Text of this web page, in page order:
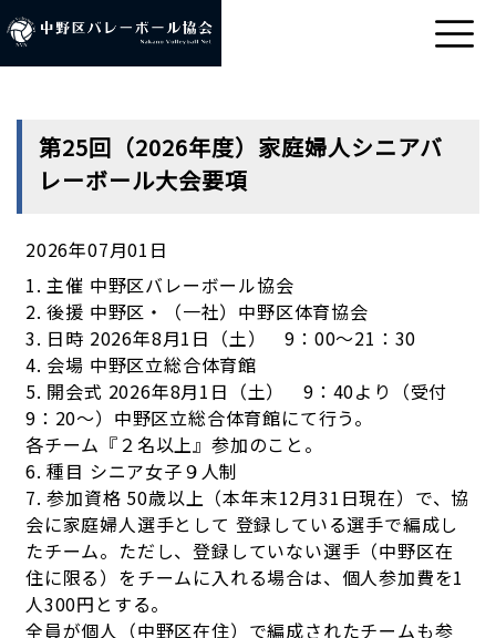
第25回（2026年度）家庭婦人シニアバ
レーボール大会要項
2026年07月01日
1. 主催 中野区バレーボール協会
2. 後援 中野区・（一社）中野区体育協会
3. 日時 2026年8月1日（土） 9：00～21：30
4. 会場 中野区立総合体育館
5. 開会式 2026年8月1日（土） 9：40より（受付
9：20～）中野区立総合体育館にて行う。
各チーム『２名以上』参加のこと。
6. 種目 シニア女子９人制
7. 参加資格 50歳以上（本年末12月31日現在）で、協
会に家庭婦人選手として 登録している選手で編成し
たチーム。ただし、登録していない選手（中野区在
住に限る）をチームに入れる場合は、個人参加費を1
人300円とする。
全員が個人（中野区在住）で編成されたチームも参